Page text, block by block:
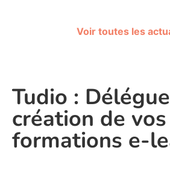
Voir toutes les
Tudio :
création de vos
formations e-